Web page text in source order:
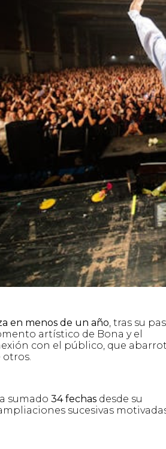
en menos de un año, tras su
artístico de Bona y el
con el público, que
otros.
sumado 34 fechas desde su
sucesivas